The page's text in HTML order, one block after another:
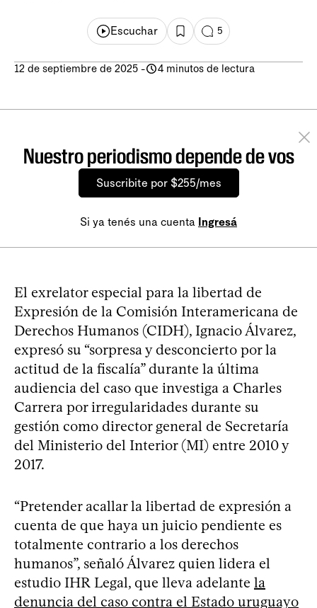
Escuchar 5
12 de septiembre de 2025 - 4 minutos de lectura
Nuestro periodismo depende de vos
Suscribite por $255/mes
Si ya tenés una cuenta Ingresá
El exrelator especial para la libertad de
Expresión de la Comisión Interamericana de
Derechos Humanos (CIDH), Ignacio Álvarez,
expresó su “sorpresa y desconcierto por la
actitud de la fiscalía” durante la última
audiencia del caso que investiga a Charles
Carrera por irregularidades durante su
gestión como director general de Secretaría
del Ministerio del Interior (MI) entre 2010 y
2017.
“Pretender acallar la libertad de expresión a
cuenta de que haya un juicio pendiente es
totalmente contrario a los derechos
humanos”, señaló Álvarez quien lidera el
estudio IHR Legal, que lleva adelante la
denuncia del caso contra el Estado uruguayo